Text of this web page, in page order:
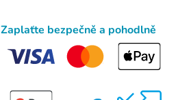
Zaplaťte bezpečně a pohodlně